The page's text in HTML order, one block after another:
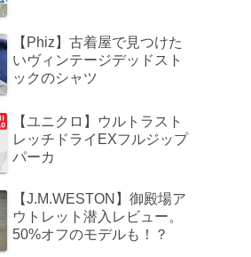
【Phiz】古着屋で見つけた
いヴィンテージデッドスト
ックのシャツ
【ユニクロ】ウルトラスト
レッチドライEXフルジップ
パーカ
【J.M.WESTON】御殿場ア
ウトレット潜入レビュー。
50%オフのモデルも！？